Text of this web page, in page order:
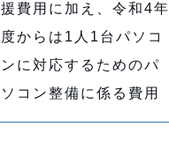
援費用に加え、令和4年
度からは1人1台パソコ
ンに対応するためのパ
ソコン整備に係る費用